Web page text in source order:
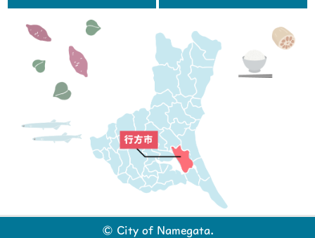
© City of Namegata.